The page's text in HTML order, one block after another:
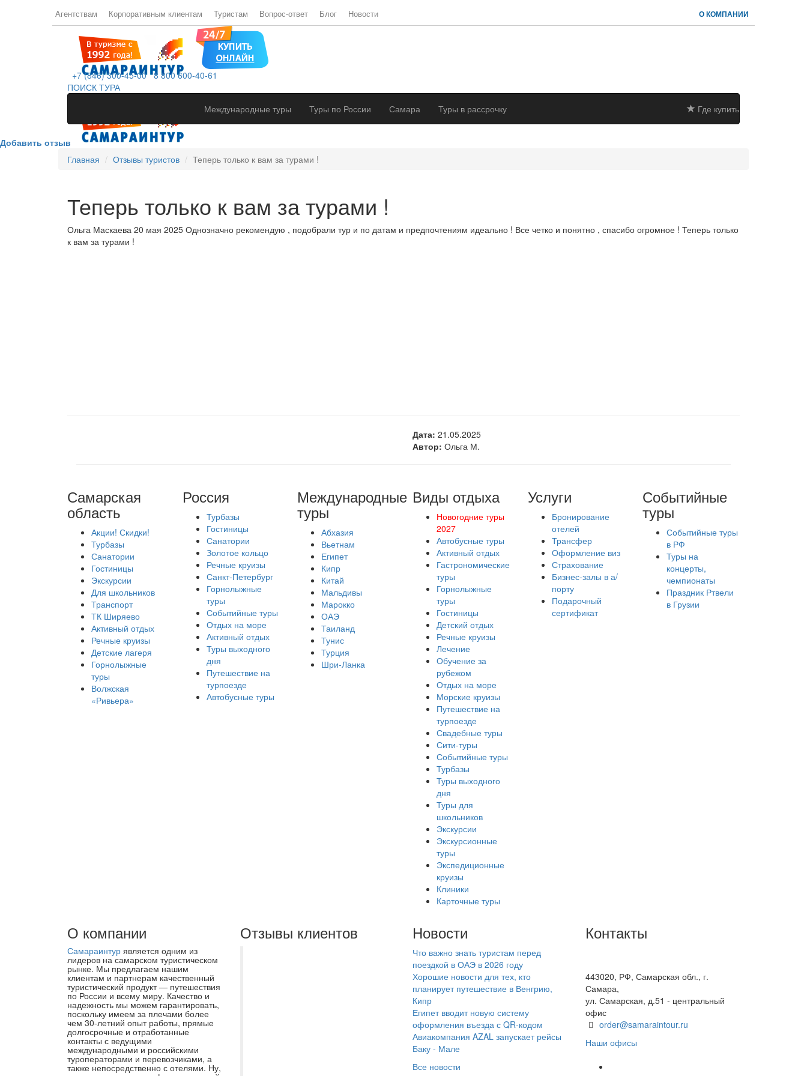
Агентствам Корпоративным клиентам Туристам Вопрос-ответ Блог Новости О КОМПАНИИ
+7 (846) 300-45-00 8 800 600-40-61
ПОИСК ТУРА
Международные туры
Туры по России Самара Туры в рассрочку Где купить
Добавить отзыв
Главная
Отзывы туристов Теперь только к вам за турами !
Теперь только к вам за турами !
Ольга Маскаева 20 мая 2025 Однозначно рекомендую , подобрали тур и по датам и предпочтениям идеально ! Все четко и понятно , спасибо огромное ! Теперь только
к вам за турами !
Дата: 21.05.2025
Автор: Ольга М.
Самарская
область
Акции! Скидки!
Турбазы
Санатории
Гостиницы
Экскурсии
Для школьников
Транспорт
ТК Ширяево
Активный отдых
Речные круизы
Детские лагеря
Горнолыжные
туры
Волжская
«Ривьера»
Россия
Турбазы
Гостиницы
Санатории
Золотое кольцо
Речные круизы
Санкт-Петербург
Горнолыжные
туры
Событийные туры
Отдых на море
Активный отдых
Туры выходного
дня
Путешествие на
турпоезде
Автобусные туры
Международные
туры
Абхазия
Вьетнам
Египет
Кипр
Китай
Мальдивы
Марокко
ОАЭ
Таиланд
Тунис
Турция
Шри-Ланка
Виды отдыха
Новогодние туры
2027
Автобусные туры
Активный отдых
Гастрономические
туры
Горнолыжные
туры
Гостиницы
Детский отдых
Речные круизы
Лечение
Обучение за
рубежом
Отдых на море
Морские круизы
Путешествие на
турпоезде
Свадебные туры
Сити-туры
Событийные туры
Турбазы
Туры выходного
дня
Туры для
школьников
Экскурсии
Экскурсионные
туры
Экспедиционные
круизы
Клиники
Карточные туры
Услуги
Бронирование
отелей
Трансфер
Оформление виз
Страхование
Бизнес-залы в а/
порту
Подарочный
сертификат
Событийные
туры
Событийные туры
в РФ
Туры на
концерты,
чемпионаты
Праздник Ртвели
в Грузии
О компании
Самараинтур является одним из
лидеров на самарском туристическом
рынке. Мы предлагаем нашим
клиентам и партнерам качественный
туристический продукт — путешествия
по России и всему миру. Качество и
надежность мы можем гарантировать,
поскольку имеем за плечами более
чем 30-летний опыт работы, прямые
долгосрочные и отработанные
контакты с ведущими
международными и российскими
туроператорами и перевозчиками, а
также непосредственно с отелями. Ну,
Отзывы клиентов Новости
Что важно знать туристам перед
поездкой в ОАЭ в 2026 году
Хорошие новости для тех, кто
планирует путешествие в Венгрию,
Кипр
Египет вводит новую систему
оформления въезда с QR-кодом
Авиакомпания AZAL запускает рейсы
Баку - Мале
Все новости
Контакты
443020, РФ, Самарская обл., г.
Самара,
ул. Самарская, д.51 - центральный
офис
order@samaraintour.ru
Наши офисы